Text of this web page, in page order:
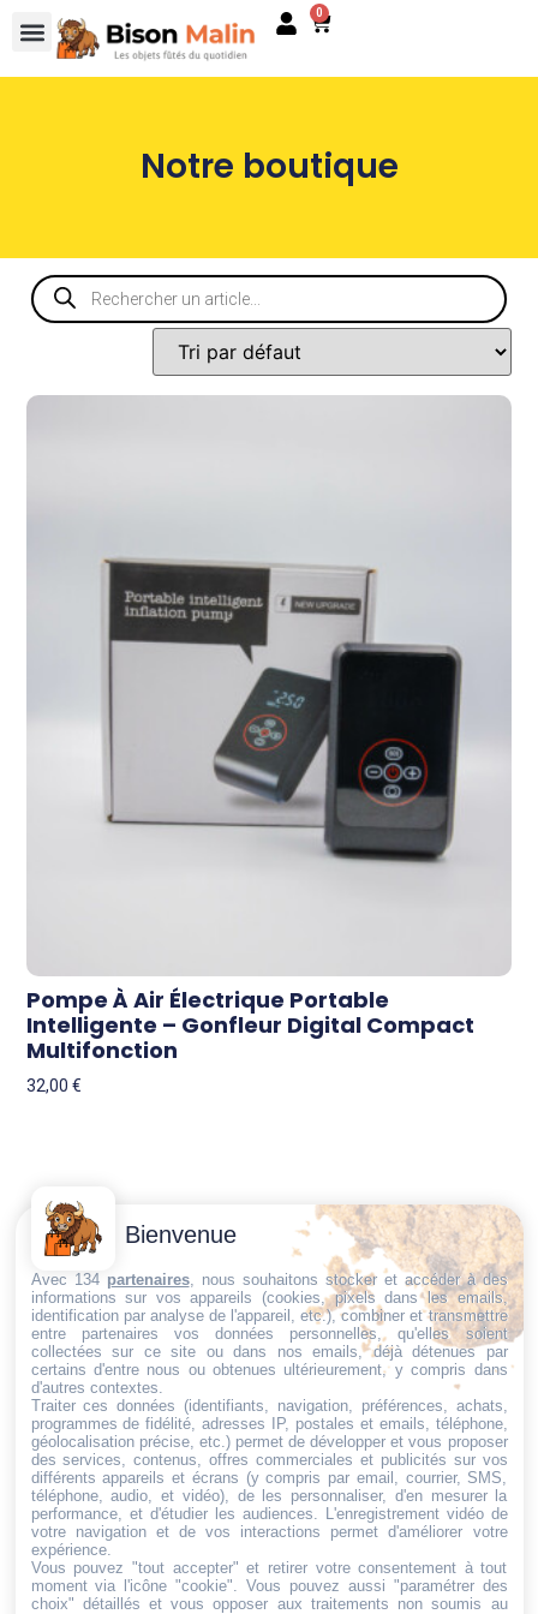
0
Notre boutique
Pompe À Air Électrique Portable
Intelligente – Gonfleur Digital Compact
Multifonction
32,00€
Trouvez ce qu'il vous faut,
au bon endroit
Conditions
générales
de vente
Politique de
cookies
Politique de
confidentialité
Mentions
légales
Conditions de
retour et de
remboursement
Droit de
rétractation
Contactez-
Nous
Email:
dt@sasbms.fr
Bienvenue
Avec 134 partenaires, nous souhaitons stocker et accéder à des
informations sur vos appareils (cookies, pixels dans les emails,
identification par analyse de l'appareil, etc.), combiner et transmettre
entre partenaires vos données personnelles, qu'elles soient
collectées sur ce site ou dans nos emails, déjà détenues par
certains d'entre nous ou obtenues ultérieurement, y compris dans
d'autres contextes.
Traiter ces données (identifiants, navigation, préférences, achats,
programmes de fidélité, adresses IP, postales et emails, téléphone,
géolocalisation précise, etc.) permet de développer et vous proposer
des services, contenus, offres commerciales et publicités sur vos
différents appareils et écrans (y compris par email, courrier, SMS,
téléphone, audio, et vidéo), de les personnaliser, d'en mesurer la
performance, et d'étudier les audiences. L'enregistrement vidéo de
votre navigation et de vos interactions permet d'améliorer votre
expérience.
Vous pouvez "tout accepter" et retirer votre consentement à tout
moment via l'icône "cookie" . Vous pouvez aussi "paramétrer des
choix" détaillés et vous opposer aux traitements non soumis au